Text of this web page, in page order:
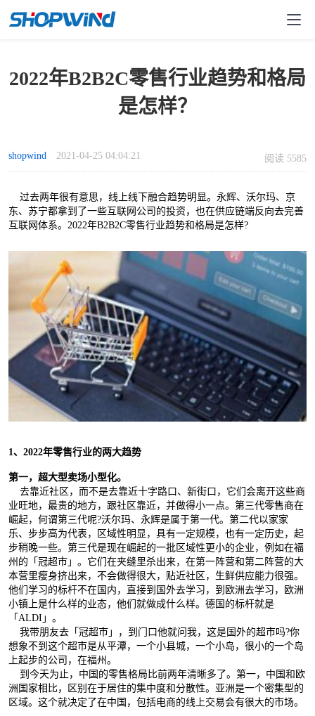
2022年B2B2C零售行业趋势和格局
是怎样？
shopwind 2021-04-25 04:04:21 阅读 5585
过去两年很有意思，线上线下融合趋势明显。永辉、沃尔玛、京
东、苏宁都拿到了一些互联网公司的投资，也在供应链端反向去完善
互联网体系。 2022年B2B2C零售行业趋势和格局是怎样?
1、2022年零售行业的两大趋势
第一，超大型卖场小型化。
去靠近社区，而不是去靠近十字路口、新街口，它们会离开这些商
业旺地，最贵的地方，跟社区靠近，并做得小一点。第三代零售商在
崛起，何谓第三代呢?沃尔玛、永辉是属于第一代。第二代以家家
乐、步步高为代表，区域性明显，具有一定规模，也有一定历史，起
步稍晚一些。第三代是现在崛起的一批区域性更小的企业，例如在福
州的「冠超市」。它们在夹缝里杀出来，在第一阵营和第二阵营的大
本营里瘦身挤出来，不会做得很大，贴近社区，生鲜供应能力很强。
他们学习的标杆不在国内，直接到国外去学习，到欧洲去学习，欧洲
小镇上是什么样的业态，他们就做成什么样。德国的标杆就是
「ALDI」。
我带朋友去「冠超市」，到门口他就问我，这是国外的超市吗?你
想象不到这个超市是从平潭，一个小县城，一个小岛，很小的一个岛
上起步的公司，在福州。
到今天为止，中国的零售格局比前两年清晰多了。第一，中国和欧
洲国家相比，区别在于居住的集中度和分散性。亚洲是一个密集型的
区域。这个就决定了在中国，包括电商的线上交易会有很大的市场。